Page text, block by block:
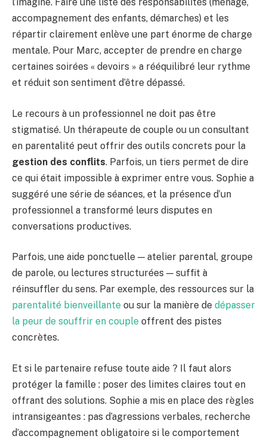
accompagnement des enfants, démarches) et les
répartir clairement enlève une part énorme de charge
mentale. Pour Marc, accepter de prendre en charge
certaines soirées « devoirs » a rééquilibré leur rythme
et réduit son sentiment d’être dépassé.
Le recours à un professionnel ne doit pas être
stigmatisé. Un thérapeute de couple ou un consultant
en parentalité peut offrir des outils concrets pour la
gestion des conflits. Parfois, un tiers permet de dire
ce qui était impossible à exprimer entre vous. Sophie a
suggéré une série de séances, et la présence d’un
professionnel a transformé leurs disputes en
conversations productives.
Parfois, une aide ponctuelle — atelier parental, groupe
de parole, ou lectures structurées — suffit à
réinsuffler du sens. Par exemple, des ressources sur la
parentalité bienveillante ou sur la manière de dépasser
la peur de souffrir en couple offrent des pistes
concrètes.
Et si le partenaire refuse toute aide ? Il faut alors
protéger la famille : poser des limites claires tout en
offrant des solutions. Sophie a mis en place des règles
intransigeantes : pas d’agressions verbales, recherche
d’accompagnement obligatoire si le comportement